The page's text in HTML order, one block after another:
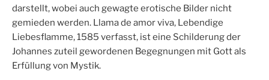
darstellt, wobei auch gewagte erotische Bilder nicht
gemieden werden. Llama de amor viva, Lebendige
Liebesflamme, 1585 verfasst, ist eine Schilderung der
Johannes zuteil gewordenen Begegnungen mit Gott als
Erfüllung von Mystik.